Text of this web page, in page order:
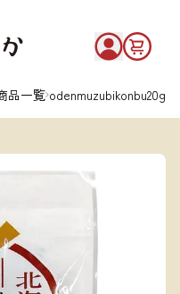
品一覧 odenmuzubikonbu20g